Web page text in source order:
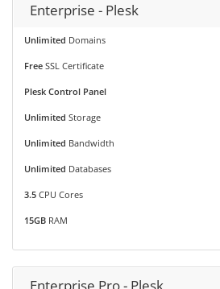
Enterprise - Plesk
Unlimited Domains
Free SSL Certificate
Plesk Control Panel
Unlimited Storage
Unlimited Bandwidth
Unlimited Databases
3.5 CPU Cores
15GB RAM